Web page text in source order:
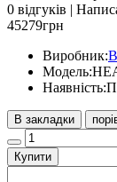
0 відгуків |
45279грн
Виробник:
Модель:
Наявність:
В закладки
Купити